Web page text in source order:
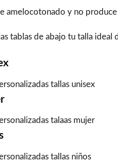
amelocotonado y no
tablas de abajo tu talla ideal